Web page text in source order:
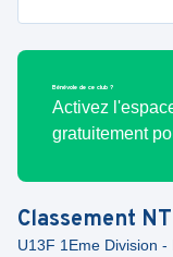
Bénévole de ce club ?
Activez
gratuitement
Classement
U13F 1Eme Division -